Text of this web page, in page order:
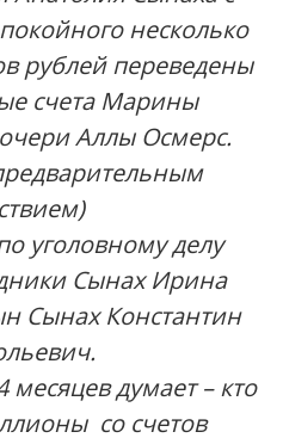
несколько
рублей переведены
счета Марины
Аллы Осмерс.
уголовному делу
Сынах Ирина
Сынах Константин
месяцев думает – кто
со счетов